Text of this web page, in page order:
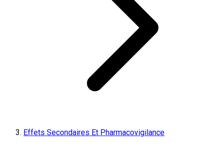
Effets Secondaires Et Pharmacovigilance